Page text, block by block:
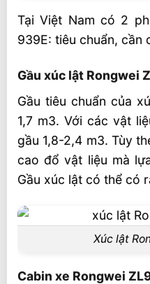
Tại Việt Nam có 2
939E: tiêu chuẩn, cần
Gầu xúc lật Rongwei
Gầu tiêu chuẩn của
1,7 m3. Với các vật
gầu 1,8-2,4 m3. Tùy
cao đổ vật liệu mà
Gầu xúc lật có thể có
Xúc lật
Cabin xe Rongwei